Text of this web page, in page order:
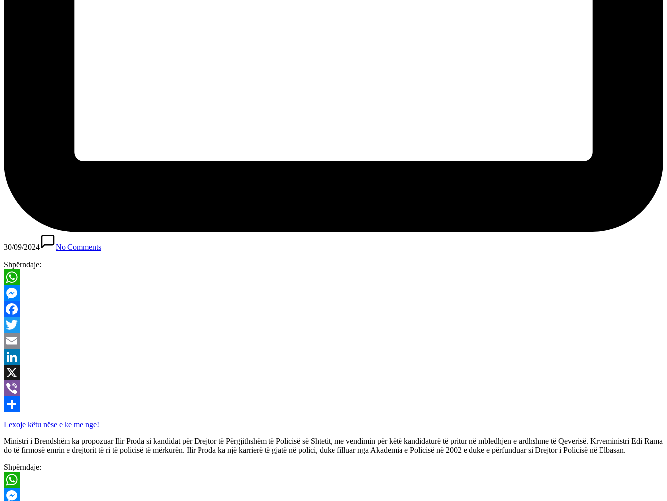
30/09/2024 No Comments
Shpërndaje:
WhatsApp
Messenger
Facebook
Twitter
Email
LinkedIn
X
Viber
Share
Lexoje këtu nëse e ke me nge!
Ministri i Brendshëm ka propozuar Ilir Proda si kandidat për Drejtor të Përgjithshëm të Policisë së Shtetit, me vendimin për këtë kandidaturë të pritur në mbledhjen e ardhshme të Qeverisë. Kryeministri Edi Rama
do të firmosë emrin e drejtorit të ri të policisë të mërkurën. Ilir Proda ka një karrierë të gjatë në polici, duke filluar nga Akademia e Policisë në 2002 e duke e përfunduar si Drejtor i Policisë në Elbasan.
Shpërndaje:
WhatsApp